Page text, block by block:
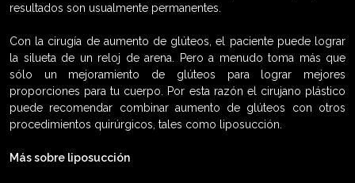
resultados son usualmente permanentes.
Con la cirugía de aumento de glúteos, el paciente puede lograr
la silueta de un reloj de arena. Pero a menudo toma más que
sólo un mejoramiento de glúteos para lograr mejores
proporciones para tu cuerpo. Por esta razón el cirujano plástico
puede recomendar combinar aumento de glúteos con otros
procedimientos quirúrgicos, tales como liposucción.
Más sobre liposucción